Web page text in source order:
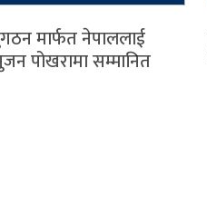
मार्फत नेपाललाई
पोखरामा सम्मानित